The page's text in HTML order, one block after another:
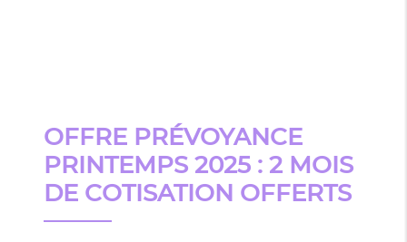
OFFRE PRÉVOYANCE
PRINTEMPS 2025 : 2 MOIS
DE COTISATION OFFERTS